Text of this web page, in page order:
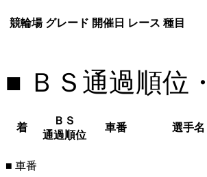
競輪場 グレード 開催日 レース 種目
■ ＢＳ通過順位
着
ＢＳ
通過順位
車番 選手名
■ 車番